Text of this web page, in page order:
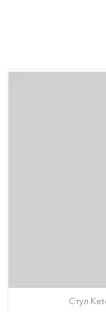
Стул